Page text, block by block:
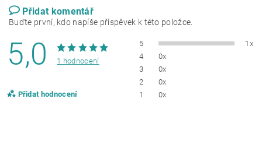
Přidat komentář
Buďte první, kdo napíše příspěvek k této položce.
5,0 1 hodnocení
Přidat hodnocení
5
1x
4
0x
3
0x
2
0x
1
0x